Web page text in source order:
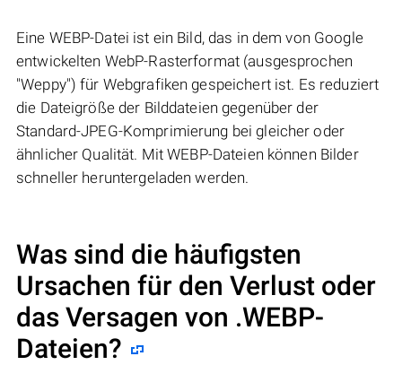
Eine WEBP-Datei ist ein Bild, das in dem von Google
entwickelten WebP-Rasterformat (ausgesprochen
"Weppy") für Webgrafiken gespeichert ist. Es reduziert
die Dateigröße der Bilddateien gegenüber der
Standard-JPEG-Komprimierung bei gleicher oder
ähnlicher Qualität. Mit WEBP-Dateien können Bilder
schneller heruntergeladen werden.
Was sind die häufigsten
Ursachen für den Verlust oder
das Versagen von .WEBP-
Dateien?